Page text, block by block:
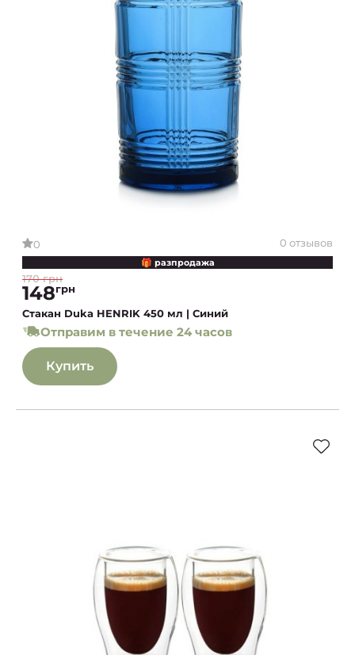
0 0 отзывов
🎁 разпродажа
170 грн
148грн
Стакан Duka HENRIK 450 мл | Синий
Отправим в течение 24 часов
Купить